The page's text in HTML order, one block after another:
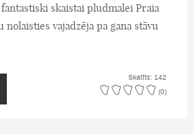
skaistai pludmalei Praia
vajadzēja pa gana stāvu
Skatīts: 142
(0)